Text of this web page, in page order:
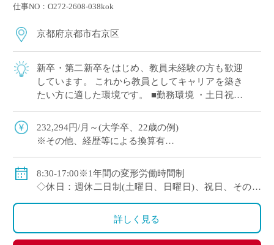
仕事NO：O272-2608-038kok
京都府京都市右京区
新卒・第二新卒をはじめ、教員未経験の方も歓迎
しています。 これから教員としてキャリアを築き
たい方に適した環境です。 ■勤務環境 ・土日祝休
保しやすい勤務体制 ■教育の特徴 ・ […]
232,294円/月～(大学卒、22歳の例)
※その他、経歴等による換算有
◇賞与：有
◇保険：私学共済、雇用保険、労災保険
8:30-17:00※1年間の変形労働時間制
◇休日：週休二日制(土曜日、日曜日)、祝日、その他
詳しく見る